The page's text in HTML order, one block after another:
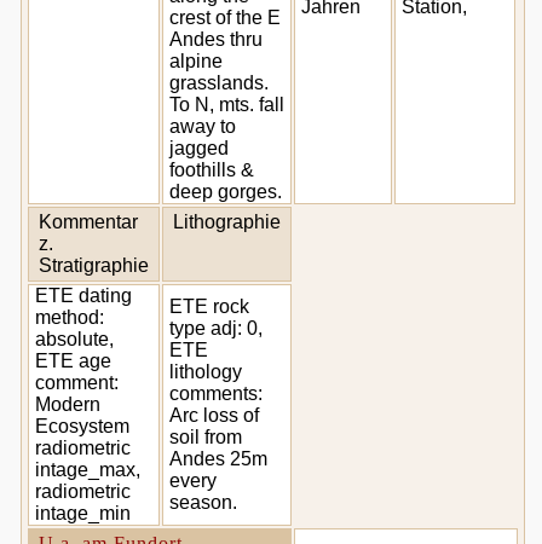
crest of the E
Andes thru
alpine
grasslands.
To N, mts. fall
away to
jagged
foothills &
deep gorges.
Jahren
Station,
Kommentar
z.
Stratigraphie
Lithographie
ETE dating
method:
absolute,
ETE age
comment:
Modern
Ecosystem
radiometric
intage_max,
radiometric
intage_min
ETE rock
type adj: 0,
ETE
lithology
comments:
Arc loss of
soil from
Andes 25m
every
season.